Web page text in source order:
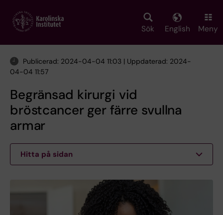
main
Sök English Meny
Publicerad: 2024-04-04 11:03 | Uppdaterad: 2024-
04-04 11:57
Begränsad kirurgi vid
bröstcancer ger färre svullna
armar
Hitta på sidan